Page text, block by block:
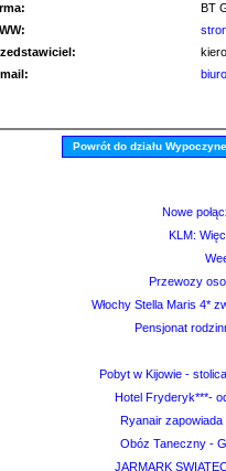
BT
Powrót do działu
Nowe
KLM:
Przewozy
Włochy Stella Maris 4*
Pensjonat
Pobyt w Kijowie -
Hotel Fryderyk***-
Ryanair zapowiada
Obóz Taneczny -
JARMARK